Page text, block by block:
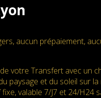
aucun prépaiement,
votre Transfert avec un
et du soleil sur
valable 7/J7 et 24/H24